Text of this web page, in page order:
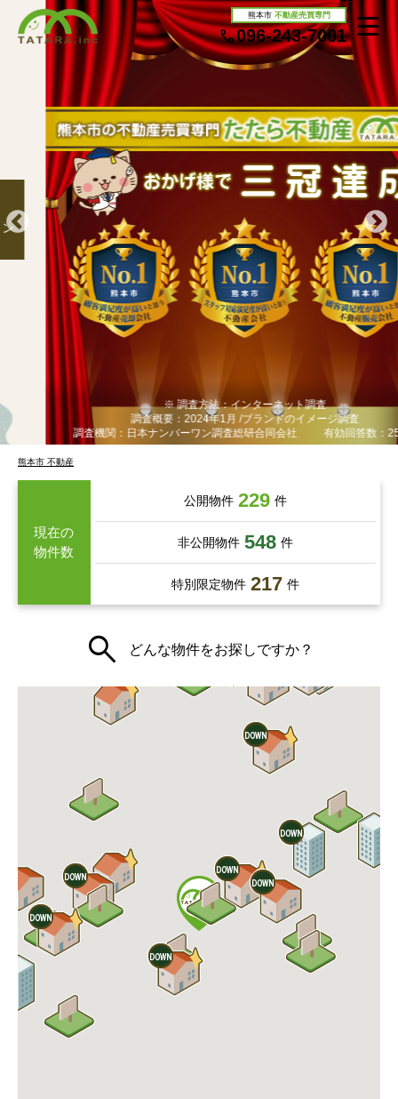
熊本市 不動産売買専門
096-243-7001
※ 調査方法：インターネット調査
調査概要：2024年1月 /ブランドのイメージ調査
調査機関：日本ナンバーワン調査総研合同会社
有効回答数：250名
熊本市 不動産
現在の
物件数
公開物件 229 件
非公開物件 548 件
特別限定物件 217 件
どんな物件をお探しですか？